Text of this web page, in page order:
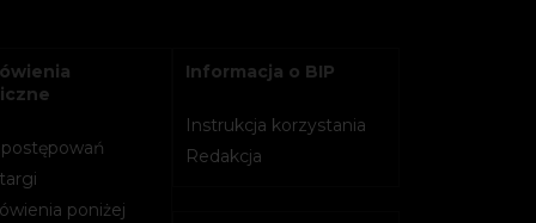
postępowań
poniżej
Informacja o BIP
Instrukcja korzystania
Redakcja